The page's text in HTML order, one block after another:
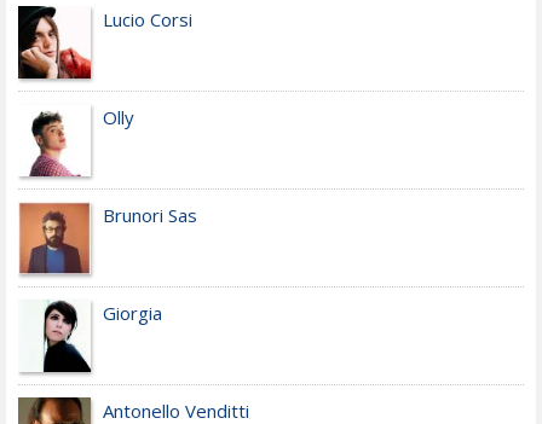
Lucio Corsi
Olly
Brunori Sas
Giorgia
Antonello Venditti